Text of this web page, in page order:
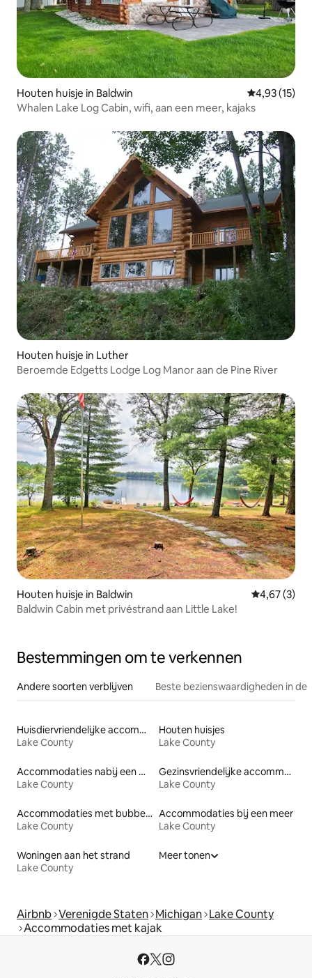
Houten huisje in Baldwin Gemiddelde
4,93 (15)
Whalen Lake Log Cabin, wifi, aan een meer, kajaks
Houten huisje in Luther
Beroemde Edgetts Lodge Log Manor aan de Pine River
Houten huisje in Baldwin
4,67 (3)
Baldwin Cabin met privéstrand aan Little Lake!
Bestemmingen om te verkennen
Andere soorten verblijven Beste bezienswaardigheden in de
Huisdiervriendelijke accommodaties
Lake County
Houten huisjes
Lake County
Accommodaties nabij een meer
Lake County
Gezinsvriendelijke accommodaties
Lake County
Accommodaties met bubbelbad
Lake County
Accommodaties bij een meer
Lake County
Woningen aan het strand
Lake County
Meer tonen
Airbnb Verenigde Staten Michigan Lake County
Accommodaties met kajak